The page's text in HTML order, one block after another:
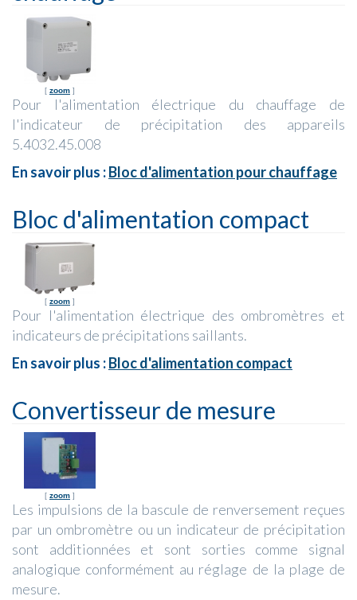
[ zoom ]
Pour l'alimentation électrique du chauffage de
l'indicateur de précipitation des appareils
5.4032.45.008
En savoir plus :Bloc d'alimentation pour chauffage
Bloc d'alimentation compact
[ zoom ]
Pour l'alimentation électrique des ombromètres et
indicateurs de précipitations saillants.
En savoir plus :Bloc d'alimentation compact
Convertisseur de mesure
[ zoom ]
Les impulsions de la bascule de renversement reçues
par un ombromètre ou un indicateur de précipitation
sont additionnées et sont sorties comme signal
analogique conformément au réglage de la plage de
mesure.